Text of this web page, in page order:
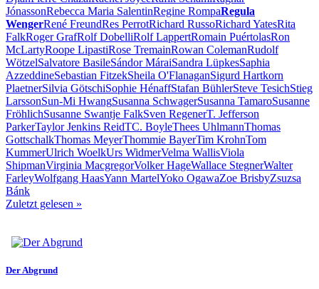
JónassonRebecca Maria SalentinRegine RompaRegula
WengerRené FreundRes PerrotRichard RussoRichard YatesRita
FalkRoger GrafRolf DobelliRolf LappertRomain PuértolasRon
McLartyRoope LipastiRose TremainRowan ColemanRudolf
WötzelSalvatore BasileSándor MáraiSandra LüpkesSaphia
AzzeddineSebastian FitzekSheila O'FlanaganSigurd Hartkorn
PlaetnerSilvia GötschiSophie HénaffStafan BühlerSteve TesichStieg
LarssonSun-Mi HwangSusanna SchwagerSusanna TamaroSusanne
FröhlichSusanne Swantje FalkSven RegenerT. Jefferson
ParkerTaylor Jenkins ReidTC. BoyleThees UhlmannThomas
GottschalkThomas MeyerThommie BayerTim KrohnTom
KummerUlrich WoelkUrs WidmerVelma WallisViola
ShipmanVirginia MacgregorVolker HageWallace StegnerWalter
FarleyWolfgang HaasYann MartelYoko OgawaZoe BrisbyZsuzsa
Bánk
Zuletzt gelesen »
Der Abgrund